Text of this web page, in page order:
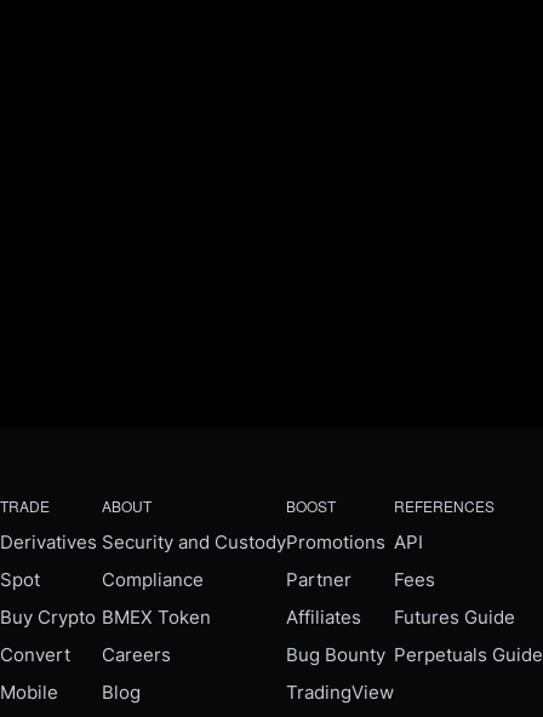
TRADE
Derivatives
Spot
Buy Crypto
Convert
Mobile
ABOUT
Security and Custody
Compliance
BMEX Token
Careers
Blog
BOOST
Promotions
Partner
Affiliates
Bug Bounty
TradingView
REFERENCES
API
Fees
Futures Guide
Perpetuals Guide